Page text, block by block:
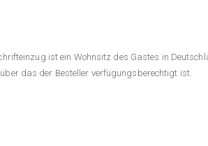
ist ein Wohnsitz des Gastes in
das der Besteller verfügungsberechtigt ist.